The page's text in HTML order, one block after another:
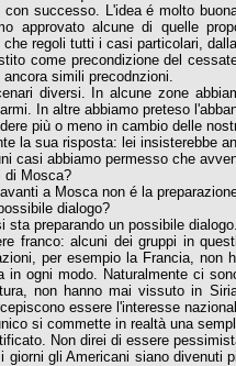
successo. L'idea é molto
approvato alcune di quelle
regoli tutti i casi particolari,
come precondizione del
simili precodnzioni.
diversi. In alcune zone
In altre abbiamo preteso
più o meno in cambio delle
la sua risposta: lei insisterebbe
casi abbiamo permesso che
di Mosca?
a Mosca non é la
dialogo?
sta preparando un possibile
franco: alcuni dei gruppi in
per esempio la Francia,
in ogni modo. Naturalmente ci
non hanno mai vissuto in
essere l'interesse
si commette in realtà una
Non direi di essere
giorni gli Americani siano